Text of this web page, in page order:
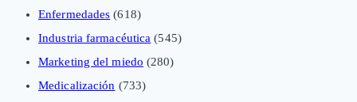
Enfermedades (618)
Industria farmacéutica (545)
Marketing del miedo (280)
Medicalización (733)